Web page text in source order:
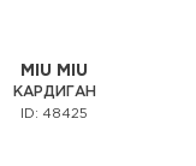
MIU MIU
КАРДИГАН
ID: 48425